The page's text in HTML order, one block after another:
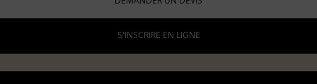
S'INSCRIRE EN LIGNE